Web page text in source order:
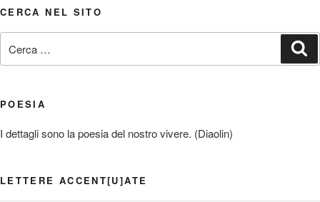
CERCA NEL SITO
POESIA
I dettagli sono la poesia del nostro vivere. (Diaolin)
LETTERE ACCENT[U]ATE